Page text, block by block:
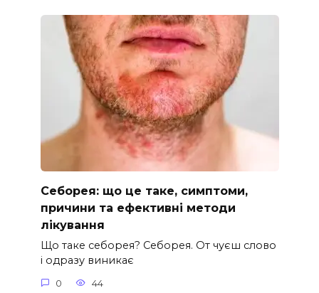
Себорея: що це таке, симптоми,
причини та ефективні методи
лікування
Що таке себорея? Себорея. От чуєш слово
і одразу виникає
0 44